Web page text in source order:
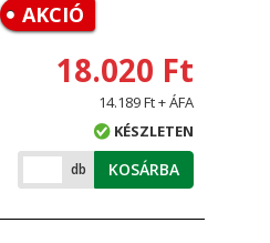
AKCIÓ
18.020 Ft
14.189 Ft + ÁFA
KÉSZLETEN
db KOSÁRBA